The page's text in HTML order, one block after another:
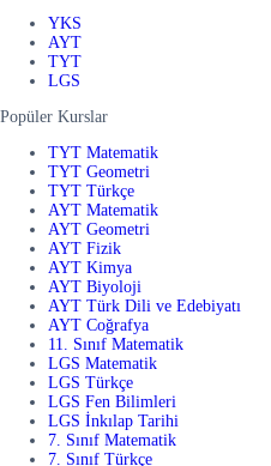
YKS
AYT
TYT
LGS
Popüler Kurslar
TYT Matematik
TYT Geometri
TYT Türkçe
AYT Matematik
AYT Geometri
AYT Fizik
AYT Kimya
AYT Biyoloji
AYT Türk Dili ve Edebiyatı
AYT Coğrafya
11. Sınıf Matematik
LGS Matematik
LGS Türkçe
LGS Fen Bilimleri
LGS İnkılap Tarihi
7. Sınıf Matematik
7. Sınıf Türkçe